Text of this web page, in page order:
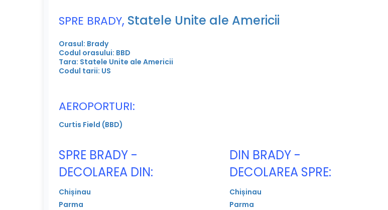
SPRE BRADY, Statele Unite ale Americii
Orasul: Brady
Codul orasului: BBD
Tara: Statele Unite ale Americii
Codul tarii: US
AEROPORTURI:
Curtis Field (BBD)
SPRE BRADY -
DECOLAREA DIN:
Chișinau
Parma
DIN BRADY -
DECOLAREA SPRE:
Chișinau
Parma